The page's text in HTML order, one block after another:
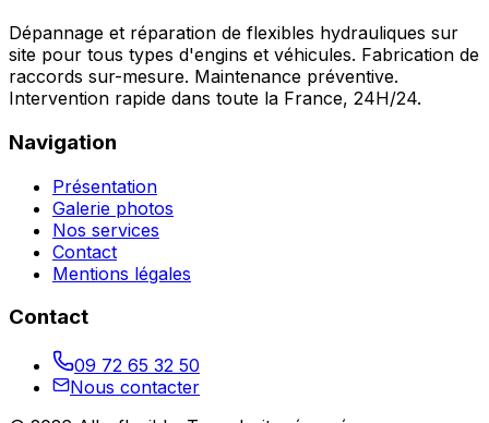
Dépannage et réparation de flexibles hydrauliques sur
site pour tous types d'engins et véhicules. Fabrication de
raccords sur-mesure. Maintenance préventive.
Intervention rapide dans toute la France, 24H/24.
Navigation
Présentation
Galerie photos
Nos services
Contact
Mentions légales
Contact
09 72 65 32 50
Nous contacter